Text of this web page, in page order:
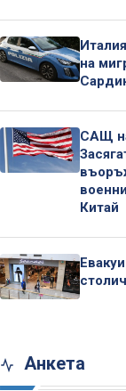
на
САЩ
Китай
Анкета